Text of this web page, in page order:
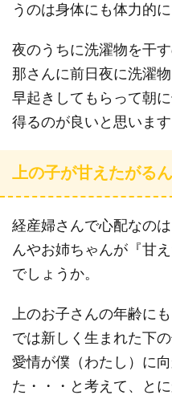
うのは身体にも体力的
夜のうちに洗濯物を干
那さんに前日夜に洗濯
早起きしてもらって朝
得るのが良いと思います
上の子が甘えたがる
経産婦さんで心配なの
んやお姉ちゃんが『甘
でしょうか。
上のお子さんの年齢に
では新しく生まれた下
愛情が僕（わたし）に
た・・・と考えて、と